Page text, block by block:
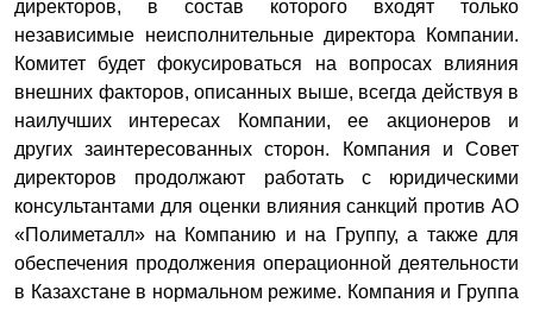
директоров, в состав которого входят только
независимые неисполнительные директора Компании.
Комитет будет фокусироваться на вопросах влияния
внешних факторов, описанных выше, всегда действуя в
наилучших интересах Компании, ее акционеров и
других заинтересованных сторон. Компания и Совет
директоров продолжают работать с юридическими
консультантами для оценки влияния санкций против АО
«Полиметалл» на Компанию и на Группу, а также для
обеспечения продолжения операционной деятельности
в Казахстане в нормальном режиме. Компания и Группа